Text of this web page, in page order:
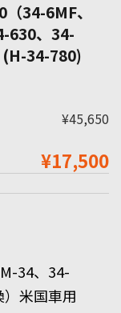
34-6MF、
630、34-
(H-34-780)
¥45,650
¥17,500
34、34-
米国車用